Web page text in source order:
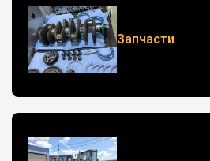
Запчасти